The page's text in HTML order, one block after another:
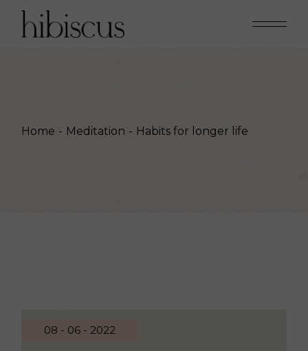
Home Meditation Habits for longer life
08 - 06 - 2022